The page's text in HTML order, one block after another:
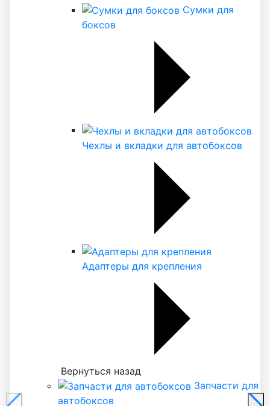
Сумки для
боксов
Чехлы и вкладки для автобоксов
Адаптеры для крепления
Вернуться назад
Запчасти для
автобоксов